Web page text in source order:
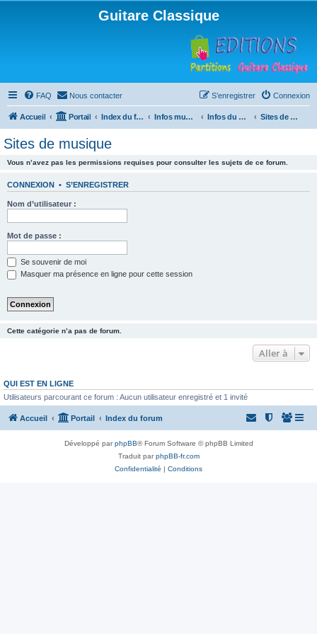
Guitare Classique
FAQ Nous contacter Connexion
S’enregistrer
Accueil Portail Index du forum Infos musicales Infos du Web Sites de musique
Sites de musique
Vous n’avez pas les permissions requises pour consulter les sujets de ce forum.
CONNEXION • S’ENREGISTRER
Nom d’utilisateur :
Mot de passe :
Se souvenir de moi
Masquer ma présence en ligne pour cette session
Cette catégorie n’a pas de forum.
Aller à
QUI EST EN LIGNE
Utilisateurs parcourant ce forum : Aucun utilisateur enregistré et 1 invité
Accueil Portail Index du forum
Développé parphpBB® Forum Software © phpBB Limited
Traduit parphpBB-fr.com
Confidentialité | Conditions